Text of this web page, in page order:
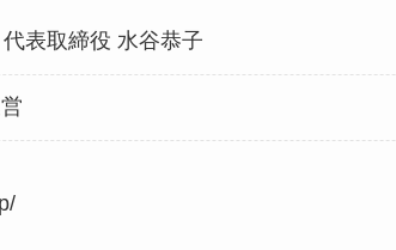
表取締役 水谷恭子